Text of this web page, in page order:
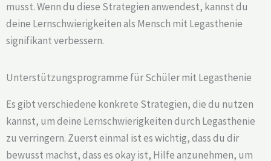
musst. Wenn du diese Strategien anwendest, kannst du
deine Lernschwierigkeiten als Mensch mit Legasthenie
signifikant verbessern.
Unterstützungsprogramme für Schüler mit Legasthenie
Es gibt verschiedene konkrete Strategien, die du nutzen
kannst, um deine Lernschwierigkeiten durch Legasthenie
zu verringern. Zuerst einmal ist es wichtig, dass du dir
bewusst machst, dass es okay ist, Hilfe anzunehmen, um